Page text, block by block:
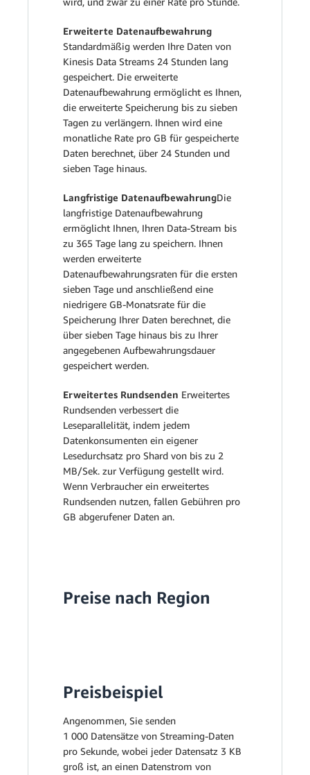
Erweiterte Datenaufbewahrung
Standardmäßig werden Ihre Daten von
Kinesis Data Streams 24 Stunden lang
gespeichert. Die erweiterte
Datenaufbewahrung ermöglicht es Ihnen,
die erweiterte Speicherung bis zu sieben
Tagen zu verlängern. Ihnen wird eine
monatliche Rate pro GB für gespeicherte
Daten berechnet, über 24 Stunden und
sieben Tage hinaus.
Langfristige DatenaufbewahrungDie
langfristige Datenaufbewahrung
ermöglicht Ihnen, Ihren Data-Stream bis
zu 365 Tage lang zu speichern. Ihnen
werden erweiterte
Datenaufbewahrungsraten für die ersten
sieben Tage und anschließend eine
niedrigere GB-Monatsrate für die
Speicherung Ihrer Daten berechnet, die
über sieben Tage hinaus bis zu Ihrer
angegebenen Aufbewahrungsdauer
gespeichert werden.
Erweitertes Rundsenden Erweitertes
Rundsenden verbessert die
Leseparallelität, indem jedem
Datenkonsumenten ein eigener
Lesedurchsatz pro Shard von bis zu 2
MB/Sek. zur Verfügung gestellt wird.
Wenn Verbraucher ein erweitertes
Rundsenden nutzen, fallen Gebühren pro
GB abgerufener Daten an.
Preise nach Region
Preisbeispiel
Angenommen, Sie senden
1 000 Datensätze von Streaming-Daten
pro Sekunde, wobei jeder Datensatz 3 KB
groß ist, an einen Datenstrom von